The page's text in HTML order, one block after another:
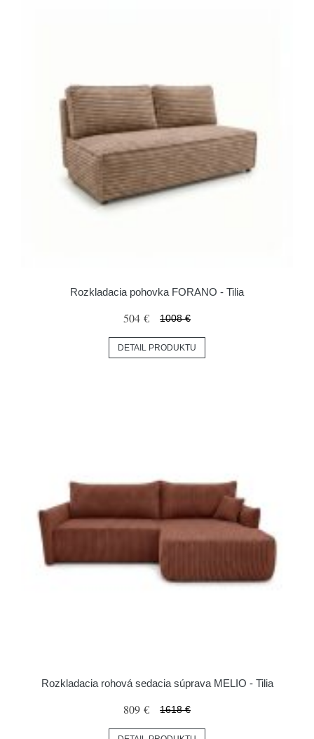
Rozkladacia pohovka FORANO - Tilia
504 € 1008 €
DETAIL PRODUKTU
Rozkladacia rohová sedacia súprava MELIO - Tilia
809 € 1618 €